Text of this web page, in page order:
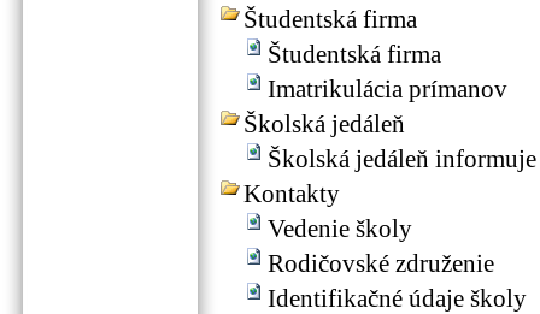
Študentská firma
Študentská firma
Imatrikulácia prímanov
Školská jedáleň
Školská jedáleň informuje
Kontakty
Vedenie školy
Rodičovské združenie
Identifikačné údaje školy